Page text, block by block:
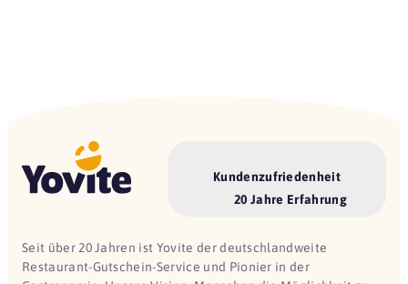
Kundenzufriedenheit
20 Jahre Erfahrung
Seit über 20 Jahren ist Yovite der deutschlandweite
Restaurant-Gutschein-Service und Pionier in der